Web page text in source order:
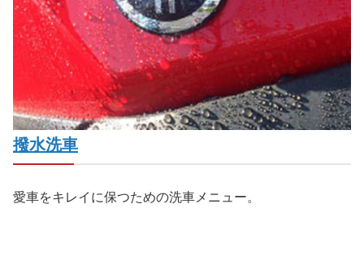
撥水洗車
愛車をキレイに保つための洗車メニュー。